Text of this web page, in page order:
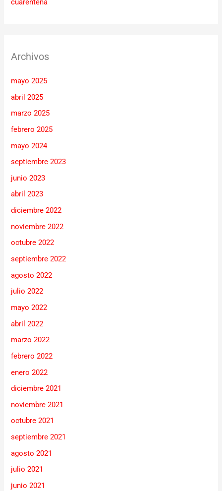
cuarentena
Archivos
mayo 2025
abril 2025
marzo 2025
febrero 2025
mayo 2024
septiembre 2023
junio 2023
abril 2023
diciembre 2022
noviembre 2022
octubre 2022
septiembre 2022
agosto 2022
julio 2022
mayo 2022
abril 2022
marzo 2022
febrero 2022
enero 2022
diciembre 2021
noviembre 2021
octubre 2021
septiembre 2021
agosto 2021
julio 2021
junio 2021